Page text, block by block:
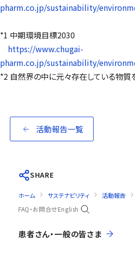
pharm.co.jp/sustainability/
*1 中期環境目標2030
https://www.chugai-
pharm.co.jp/sustainability/
*2 自然界の中に元々存在している物質
活動報告一覧
SHARE
ホーム サステナビリティ 活動報告
FAQ・お問合せEnglish
患者さん・一般の皆さま